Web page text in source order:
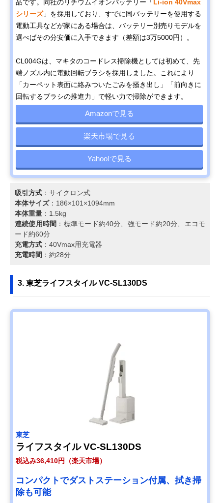
品です。同社のリチウムイオンバッテリー「Li-ion 40Vmax
シリーズ」を採用しており、すでに同バッテリーを使用する
電動工具などが家にある場合は、バッテリー別売りモデルを
選べばその分安価に入手できます（差額は3万5000円）。
CL004Gは、マキタのコードレス掃除機としては初めて、先
端ノズル内に電動回転ブラシを採用しました。これにより
「カーペット表面に絡みついたごみを掻き出し」「前向きに
回転するブラシの推進力」で軽い力で掃除ができます。
Amazonで見る
楽天市場で見る
Yahoo!で見る
吸引方式 ：サイクロン式
本体サイズ：186×101×1094mm
本体重量 ：1.5kg
連続使用時間 ：標準モード約40分、強モード約20分、エコモ
ード約60分
充電方式 ：40Vmax用充電器
充電時間 ：約28分
3. 東芝ライフスタイル VC-SL130DS
東芝
ライフスタイル VC-SL130DS
税込み36,410円（楽天市場）
コンパクトでダストステーション付属、拭き掃
除も可能